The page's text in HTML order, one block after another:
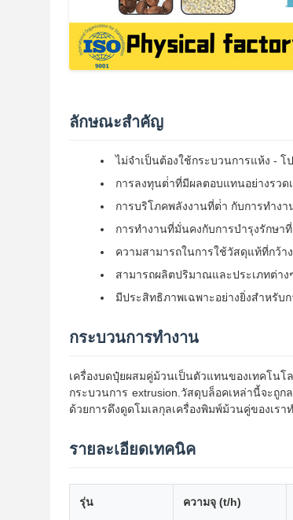
ลักษณะสําคัญ
ไม่จําเป็นต้องใช้กระบวนการแห้ง -
การลงทุนต่ําที่มีผลตอบแทนอย่างรวด
การบริโภคพลังงานที่ต่ํา กับการทําง
การทํางานที่มั่นคงกับการบํารุงรักษา
ความสามารถในการใช้วัสดุแท้ที่กว้
สามารถผลิตปริมาณและประเภทต่า
มีประสิทธิภาพเฉพาะอย่างยิ่งสําหรั
กระบวนการทํางาน
เครื่องบดปุ๋ยผสมคู่ม้วนเป็นตัวแทนของเทค
กระบวนการ extrusion.วัสดุบล็อคเหล่านี้จะถู
ด้วยการดึงดูดโมเลกุลเครื่องพิมพ์ม้วนคู่ของเร
รายละเอียดเทคนิค
รุ่น ความจุ (t/h)